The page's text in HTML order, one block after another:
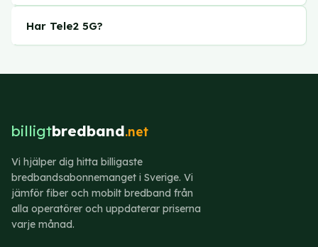
du betalar ett fast pris varje månad.
lågprisvarumärke under Tele2 med i regel lägre
Har Tele2 5G?
behöver en 5G-kompatibel enhet och befinna dig
billigtbredband.net
Vi hjälper dig hitta billigaste
bredbandsabonnemanget i Sverige. Vi
jämför fiber och mobilt bredband från
alla operatörer och uppdaterar priserna
varje månad.